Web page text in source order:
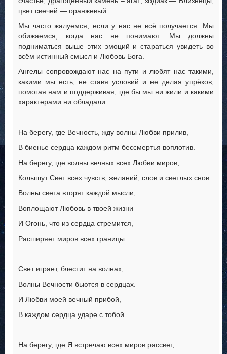
цвет свечей — оранжевый.
Мы часто жалуемся, если у нас не всё получается. Мы
обижаемся, когда нас не понимают. Мы должны
подниматься выше этих эмоций и стараться увидеть во
всём истинный смысл и Любовь Бога.
Ангелы сопровождают нас на пути и любят нас такими,
какими мы есть, не ставя условий и не делая упрёков,
помогая нам и поддерживая, где бы мы ни жили и какими
характерами ни обладали.
На берегу, где Вечность, жду волны Любви прилив,
В биенье сердца каждом ритм бессмертья воплотив.
На берегу, где волны вечных всех Любви миров,
Колышут Свет всех чувств, желаний, слов и светлых снов.
Волны света вторят каждой мысли,
Воплощают Любовь в твоей жизни
И Огонь, что из сердца стремится,
Расширяет миров всех границы.
Свет играет, блестит на волнах,
Волны Вечности бьются в сердцах.
И Любви моей вечный прибой,
В каждом сердца ударе с тобой.
На берегу, где Я встречаю всех миров рассвет,